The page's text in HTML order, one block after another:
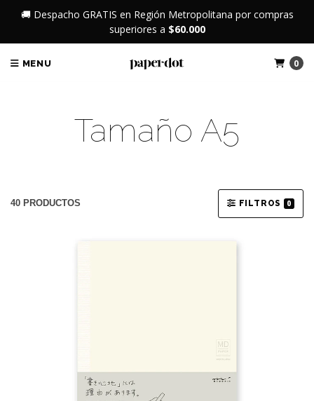
🚚 Despacho GRATIS en Región Metropolitana por compras
superiores a $60.000
MENU 0
Tamaño A5
40 PRODUCTOS FILTROS 0